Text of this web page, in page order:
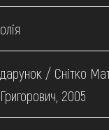
олія
дарунок / Снітко
Григорович, 2005